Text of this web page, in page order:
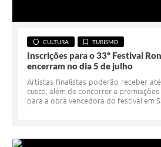
CULTURA TURISMO
Inscrições para o 33º Festival
encerram no dia 5 de julho
Artistas finalistas poderão receber
custo, além de concorrer a premiações
para a obra vencedora do festival em